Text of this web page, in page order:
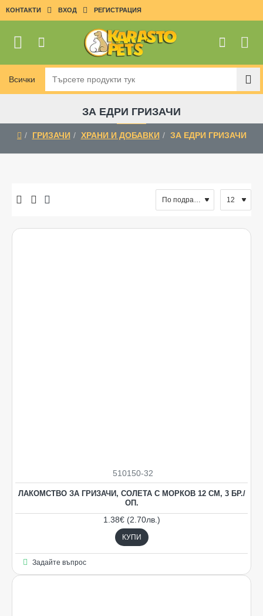
КОНТАКТИ ВХОД РЕГИСТРАЦИЯ
Всички
Търсете
продукти
ЗА ЕДРИ ГРИЗАЧИ
ГРИЗАЧИ ХРАНИ И ДОБАВКИ ЗА ЕДРИ ГРИЗАЧИ
510150-32
ЛАКОМСТВО ЗА ГРИЗАЧИ, СОЛЕТА С МОРКОВ 12 СМ, 3 БР./
ОП.
1.38€ (2.70лв.)
КУПИ
Задайте въпрос